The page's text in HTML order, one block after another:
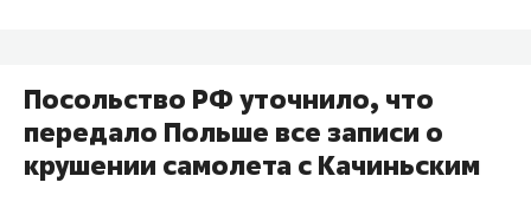
Посольство РФ уточнило, что
передало Польше все записи о
крушении самолета с Качиньским